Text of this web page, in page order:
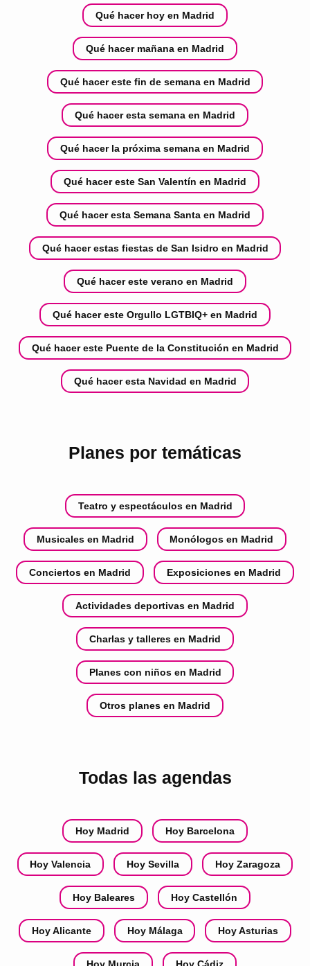
Qué hacer hoy en Madrid
Qué hacer mañana en Madrid
Qué hacer este fin de semana en Madrid
Qué hacer esta semana en Madrid
Qué hacer la próxima semana en Madrid
Qué hacer este San Valentín en Madrid
Qué hacer esta Semana Santa en Madrid
Qué hacer estas fiestas de San Isidro en Madrid
Qué hacer este verano en Madrid
Qué hacer este Orgullo LGTBIQ+ en Madrid
Qué hacer este Puente de la Constitución en Madrid
Qué hacer esta Navidad en Madrid
Planes por temáticas
Teatro y espectáculos en Madrid
Musicales en Madrid Monólogos en Madrid
Conciertos en Madrid Exposiciones en Madrid
Actividades deportivas en Madrid
Charlas y talleres en Madrid
Planes con niños en Madrid
Otros planes en Madrid
Todas las agendas
Hoy Madrid Hoy Barcelona
Hoy Valencia Hoy Sevilla Hoy Zaragoza
Hoy Baleares Hoy Castellón
Hoy Alicante Hoy Málaga Hoy Asturias